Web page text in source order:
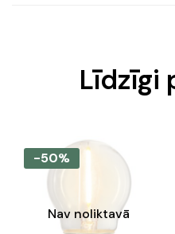
Līdzīgi
-50%
Nav noliktavā